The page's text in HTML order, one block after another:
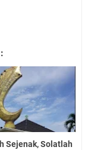
Sejenak, Solatlah